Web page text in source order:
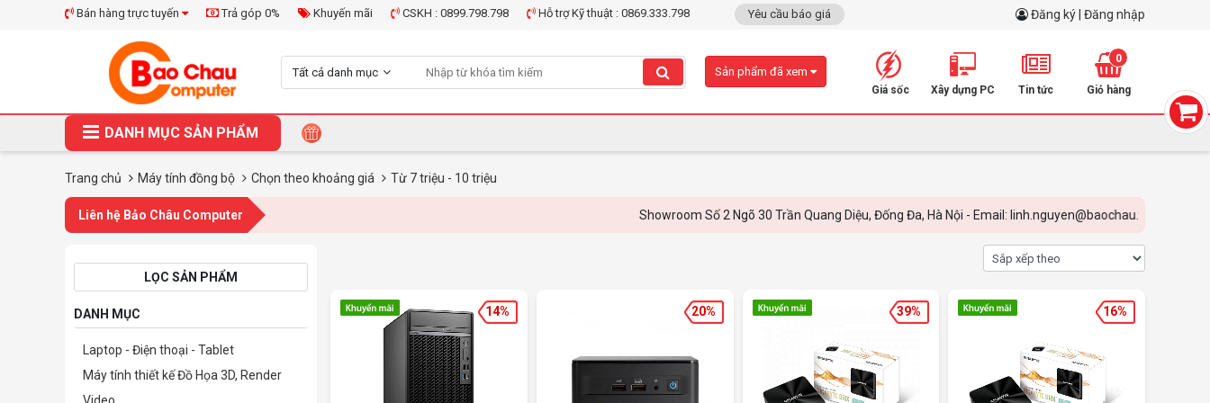
Bán hàng trực tuyến Trả góp 0% Khuyến mãi CSKH : 0899.798.798 Hỗ trợ Kỹ thuật : 0869.333.798 Yêu cầu báo giá Đăng ký | Đăng nhập
Tất cả danh mục
Giá sốc Xây dựng PC Tin tức
0
Giỏ hàng
Sản phẩm đã xem
DANH MỤC SẢN PHẨM
Trang chủ Máy tính đồng bộ Chọn theo khoảng giá Từ 7 triệu - 10 triệu
Liên hệ Bảo Châu Computer Showroom Số 2 Ngõ 30 Trần Quang Diệu, Đống Đa, Hà Nội - Email: linh.nguyen@baochau.vn - Hotline:
LỌC SẢN PHẨM
DANH MỤC
Laptop - Điện thoại - Tablet
Máy tính thiết kế Đồ Họa 3D, Render
14% 20% 39% 16%